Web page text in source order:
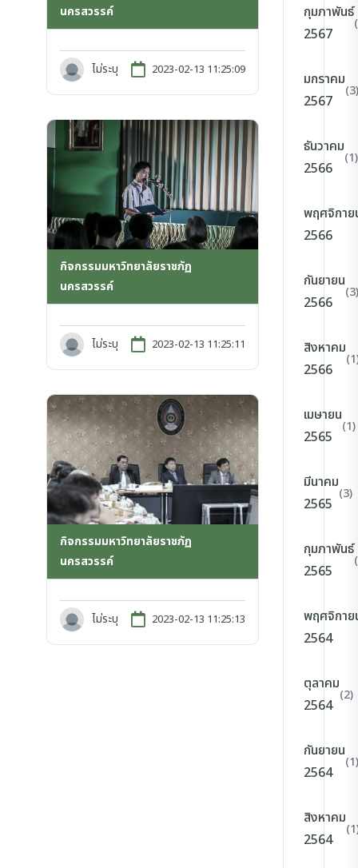
นครสวรรค์
ไม่ระบุ 2023-02-13 11:25:09
กิจกรรมมหาวิทยาลัยราชภัฏ
นครสวรรค์
ไม่ระบุ 2023-02-13 11:25:11
กิจกรรมมหาวิทยาลัยราชภัฏ
นครสวรรค์
ไม่ระบุ 2023-02-13 11:25:13
กุมภาพันธ์
2567
มกราคม
2567
(3)
ธันวาคม
2566
(1)
พฤศจิกาย
2566
กันยายน
2566
(3)
สิงหาคม
2566
เมษายน
2565
(1)
มีนาคม
2565
(3)
กุมภาพันธ์
2565
พฤศจิกาย
2564
ตุลาคม
2564
(2)
กันยายน
2564
(1)
สิงหาคม
2564